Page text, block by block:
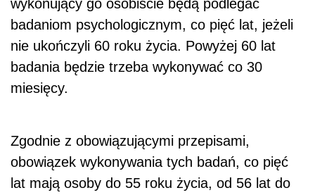
wykonujący go osobiście będą podlegać
badaniom psychologicznym, co pięć lat, jeżeli
nie ukończyli 60 roku życia. Powyżej 60 lat
badania będzie trzeba wykonywać co 30
miesięcy.
Zgodnie z obowiązującymi przepisami,
obowiązek wykonywania tych badań, co pięć
lat mają osoby do 55 roku życia, od 56 lat do